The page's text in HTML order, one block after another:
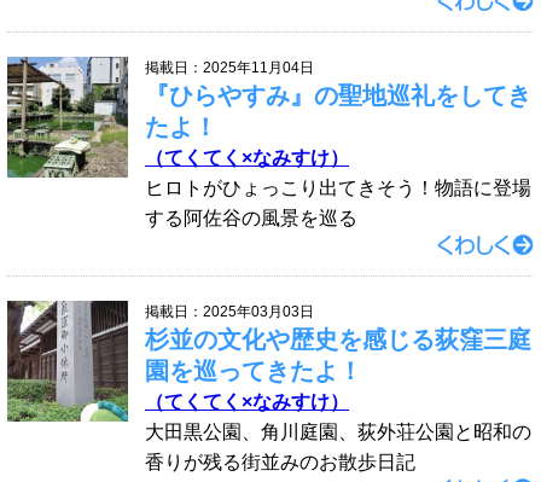
掲載日：2025年11月04日
『ひらやすみ』の聖地巡礼をしてき
たよ！
（てくてく×なみすけ）
ヒロトがひょっこり出てきそう！物語に登場
する阿佐谷の風景を巡る
掲載日：2025年03月03日
杉並の文化や歴史を感じる荻窪三庭
園を巡ってきたよ！
（てくてく×なみすけ）
大田黒公園、角川庭園、荻外荘公園と昭和の
香りが残る街並みのお散歩日記